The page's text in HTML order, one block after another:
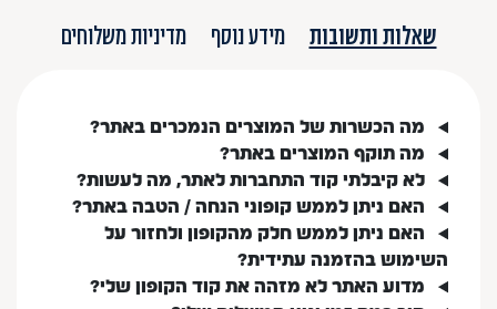
שאלות ותשובות מידע נוסף מדיניות משלוחים
מה הכשרות של המוצרים הנמכרים באתר?
מה תוקף המוצרים באתר?
לא קיבלתי קוד התחברות לאתר, מה לעשות?
האם ניתן לממש קופוני הנחה / הטבה באתר?
האם ניתן לממש חלק מהקופון ולחזור על
השימוש בהזמנה עתידית?
מדוע האתר לא מזהה את קוד הקופון שלי?